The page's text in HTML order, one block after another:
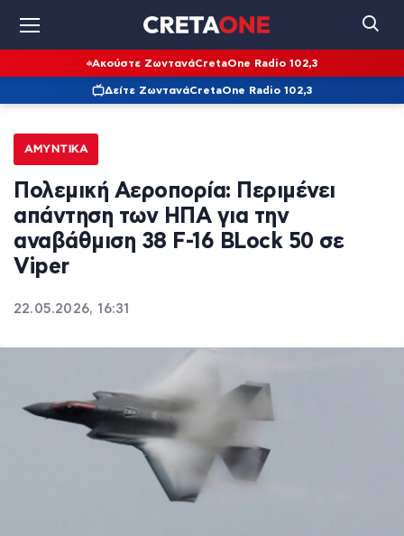
Ακούστε ΖωντανάCretaOne Radio 102,3
Δείτε ΖωντανάCretaOne Radio 102,3
ΑΜΥΝΤΙΚΆ
Πολεμική Αεροπορία: Περιμένει
απάντηση των ΗΠΑ για την
αναβάθμιση 38 F-16 BLock 50 σε
Viper
22.05.2026, 16:31